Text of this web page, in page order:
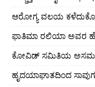
ಆರೋಗ್ಯ ವಲಯ
ಫಾತಿಮಾ ರಲಿಯಾ ಅವರ
ಕೋವಿಡ್ ಸಮಿತಿಯ
ಹೃದಯಾಘಾತದಿಂದ